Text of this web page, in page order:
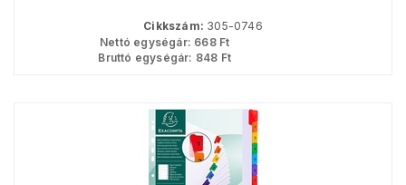
Cikkszám: 305-0746
Nettó egységár: 668Ft
Bruttó egységár: 848 Ft